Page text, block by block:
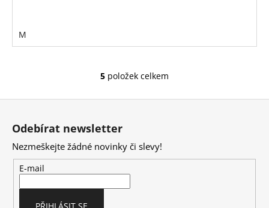
M
O
a
c
5 položek celkem
Z
Odebírat newsletter
Nezmeškejte žádné novinky či slevy!
E-mail